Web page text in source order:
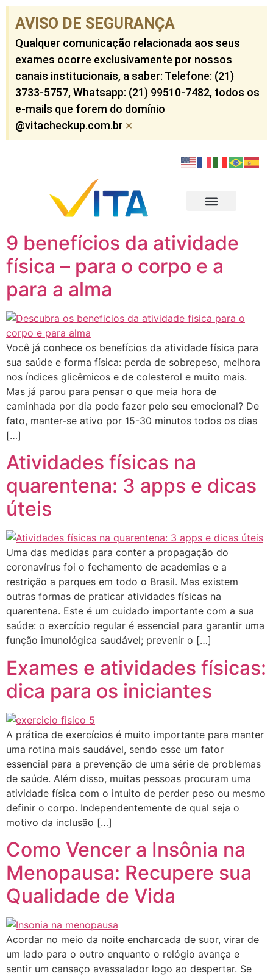
AVISO DE SEGURANÇA​
Qualquer comunicação relacionada aos seus
exames ocorre exclusivamente por nossos
canais institucionais, a saber: Telefone: (21)
3733-5757​, Whatsapp: (21) 99510-7482​, todos os
e-mails que forem do domínio
@vitacheckup.com.br​ ×
9 benefícios da atividade
física – para o corpo e a
para a alma
Você já conhece os benefícios da atividade física para
sua saúde e forma física: perda de sobrepeso, melhora
nos índices glicêmicos e de colesterol e muito mais.
Mas já parou para pensar o que meia hora de
caminhada por dia pode fazer pelo seu emocional? De
fato, manter-se ativo por 15-30 minutos todos os dias
[…]
Atividades físicas na
quarentena: 3 apps e dicas
úteis
Uma das medidas para conter a propagação do
coronavírus foi o fechamento de academias e a
restrição a parques em todo o Brasil. Mas existem
outras formas de praticar atividades físicas na
quarentena. Este é um cuidado importante com a sua
saúde: o exercício regular é essencial para garantir uma
função imunológica saudável; prevenir o […]
Exames e atividades físicas:
dica para os iniciantes
A prática de exercícios é muito importante para manter
uma rotina mais saudável, sendo esse um fator
essencial para a prevenção de uma série de problemas
de saúde. Além disso, muitas pessoas procuram uma
atividade física com o intuito de perder peso ou mesmo
definir o corpo. Independentemente de qual seja o
motivo da inclusão […]
Como Vencer a Insônia na
Menopausa: Recupere sua
Qualidade de Vida
Acordar no meio da noite encharcada de suor, virar de
um lado para o outro enquanto o relógio avança e
sentir um cansaço avassalador logo ao despertar. Se